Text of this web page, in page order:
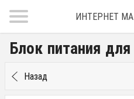
ИНТЕРНЕТ
Блок питания
Назад